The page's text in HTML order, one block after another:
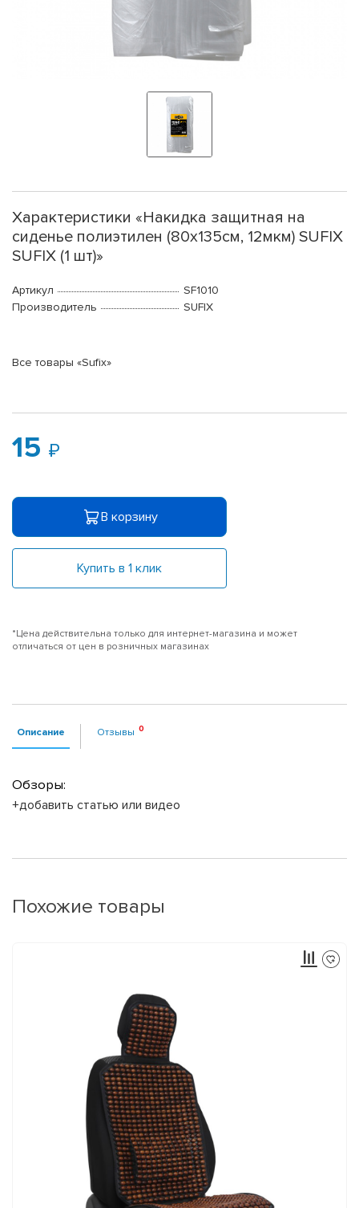
Характеристики «Накидка защитная на
сиденье полиэтилен (80х135см, 12мкм) SUFIX
SUFIX (1 шт)»
Артикул
SF1010
Производитель
SUFIX
Все товары «Sufix»
15
В корзину
Купить в 1 клик
*Цена действительна только для интернет-магазина и может
отличаться от цен в розничных магазинах
Описание Отзывы
Обзоры:
+добавить статью или видео
Похожие товары